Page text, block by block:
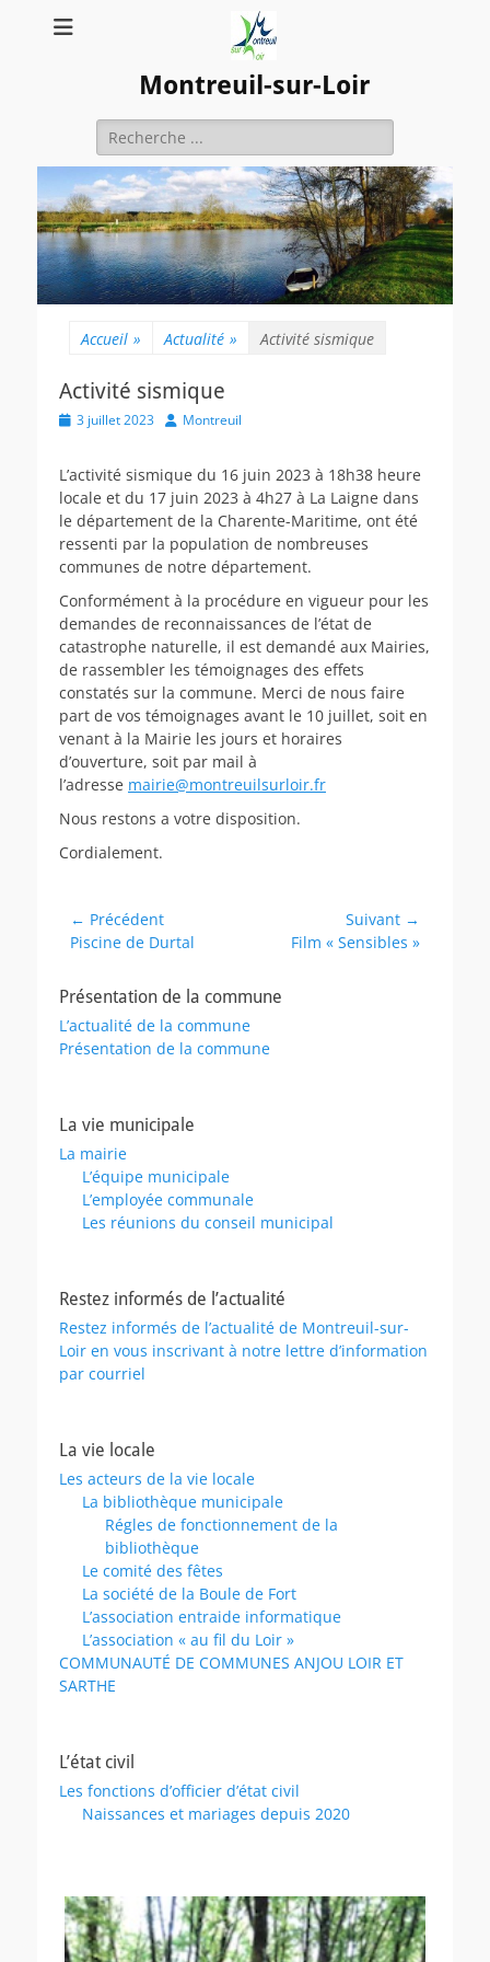
Montreuil-sur-Loir
Rechercher :
Accueil » Actualité » Activité sismique
Activité sismique
Posted3 juillet 2023 AuthorMontreuil
L’activité sismique du 16 juin 2023 à 18h38 heure
locale et du 17 juin 2023 à 4h27 à La Laigne dans
le département de la Charente-Maritime, ont été
ressenti par la population de nombreuses
communes de notre département.
Conformément à la procédure en vigueur pour les
demandes de reconnaissances de l’état de
catastrophe naturelle, il est demandé aux Mairies,
de rassembler les témoignages des effets
constatés sur la commune. Merci de nous faire
part de vos témoignages avant le 10 juillet, soit en
venant à la Mairie les jours et horaires
d’ouverture, soit par mail à
l’adresse mairie@montreuilsurloir.fr
Nous restons a votre disposition.
Cordialement.
Navigation
de
← Précédent
Article
Piscine de Durtal
Suivant →
Film « Sensibles »
Présentation de la commune
L’actualité de la commune
Présentation de la commune
La vie municipale
La mairie
L’équipe municipale
L’employée communale
Les réunions du conseil municipal
Restez informés de l’actualité
Restez informés de l’actualité de Montreuil-sur-
Loir en vous inscrivant à notre lettre d’information
par courriel
La vie locale
Les acteurs de la vie locale
La bibliothèque municipale
Régles de fonctionnement de la
bibliothèque
Le comité des fêtes
La société de la Boule de Fort
L’association entraide informatique
L’association « au fil du Loir »
COMMUNAUTÉ DE COMMUNES ANJOU LOIR ET
SARTHE
L’état civil
Les fonctions d’officier d’état civil
Naissances et mariages depuis 2020